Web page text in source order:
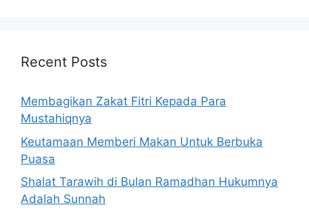
Recent Posts
Membagikan Zakat Fitri Kepada Para
Mustahiqnya
Keutamaan Memberi Makan Untuk Berbuka
Puasa
Shalat Tarawih di Bulan Ramadhan Hukumnya
Adalah Sunnah